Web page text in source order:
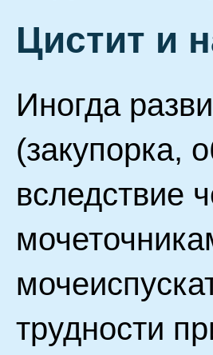
Цистит и
Иногда
(закупорка,
вследствие
трудности